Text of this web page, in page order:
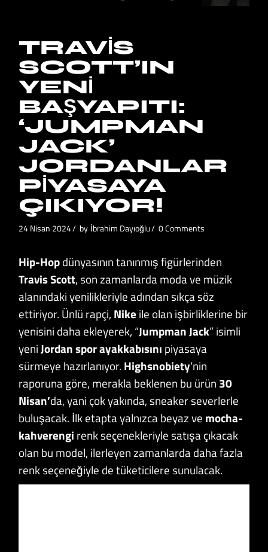
TRAVIS
SCOTT’IN
YENI
BAŞYAPITI:
‘JUMPMAN
JACK’
JORDANLAR
PIYASAYA
ÇIKIYOR!
24 Nisan 2024 by İbrahim Dayıoğlu 0 Comments
Hip-Hopdünyasının tanınmış figürlerinden
Travis Scott, son zamanlarda moda ve müzik
alanındaki yenilikleriyle adından sıkça söz
ettiriyor. Ünlü rapçi, Nike ile olan işbirliklerine bir
yenisini daha ekleyerek, “Jumpman Jack” isimli
yeniJordan spor ayakkabısını piyasaya
sürmeye hazırlanıyor. Highsnobiety‘nin
raporuna göre, merakla beklenen bu ürün 30
Nisan’da, yani çok yakında, sneaker severlerle
buluşacak. İlk etapta yalnızca beyaz ve mocha-
kahverengi renk seçenekleriyle satışa çıkacak
olan bu model, ilerleyen zamanlarda daha fazla
renk seçeneğiyle de tüketicilere sunulacak.